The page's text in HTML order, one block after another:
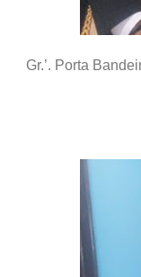
Gr.’. Porta